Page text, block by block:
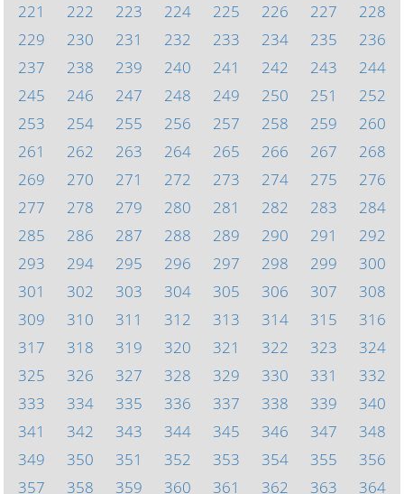
221
222 223 224 225 226 227
228
229
230 231 232 233 234 235
236
237
238 239 240 241 242 243
244
245
246 247 248 249 250 251
252
253
254 255 256 257 258 259
260
261
262 263 264 265 266 267
268
269
270 271 272 273 274 275
276
277
278 279 280 281 282 283
284
285
286 287 288 289 290 291
292
293
294 295 296 297 298 299
300
301
302 303 304 305 306 307
308
309
310 311 312 313 314 315
316
317
318 319 320 321 322 323
324
325
326 327 328 329 330 331
332
333
334 335 336 337 338 339
340
341
342 343 344 345 346 347
348
349
350 351 352 353 354 355
356
357
358 359 360 361 362 363 364